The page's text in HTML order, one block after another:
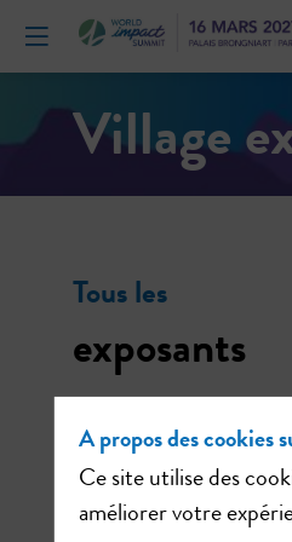
Village
Tous les
exposants
THÉMATIQUES
A propos des cookies
Ce site utilise des
améliorer votre